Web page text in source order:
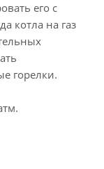
его с
котла на газ
горелки.